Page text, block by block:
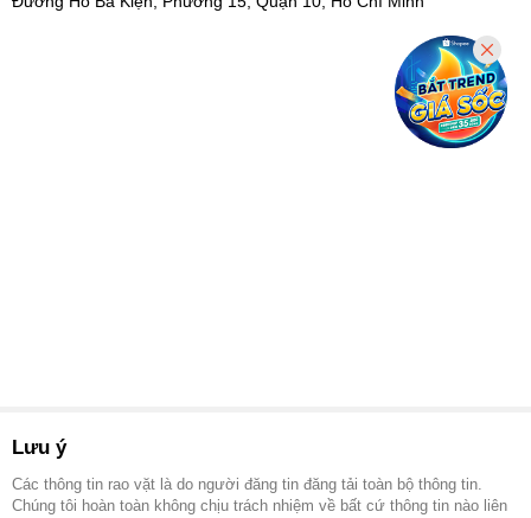
Lưu ý
Các thông tin rao vặt là do người đăng tin đăng tải toàn bộ thông tin.
Chúng tôi hoàn toàn không chịu trách nhiệm về bất cứ thông tin nào liên